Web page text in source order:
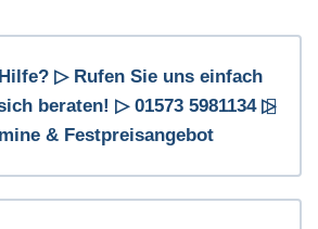
▷ Rufen Sie uns einfach
beraten! ▷ 01573 5981134 ▷
& Festpreisangebot